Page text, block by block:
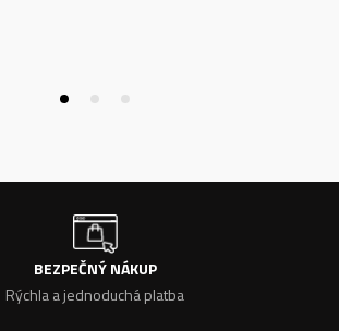
BEZPEČNÝ NÁKUP
Rýchla a jednoduchá platba